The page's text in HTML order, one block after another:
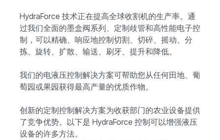
HydraForce 技术正在提高全球收割机的生产率。通
过我们全面的墨盒阀系列、定制歧管和高性能电子控
制，可以精确、响应地控制切割、切碎、摇动、分
拣、旋转、扩散、输送、刷牙、提升和降低。
我们的电液压控制解决方案可帮助您从任何田地、葡
萄园或果园获得最高产量的优质作物。
创新的定制控制解决方案为收获部门的农业设备提供
了竞争优势。以下是 HydraForce 控制可以增强液压
设备的许多方法。